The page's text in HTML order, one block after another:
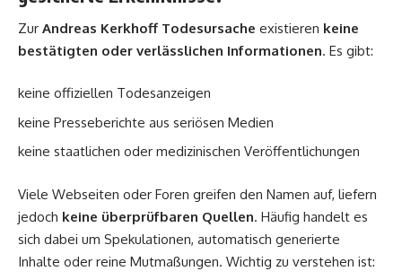
Zur Andreas Kerkhoff Todesursache existieren keine
bestätigten oder verlässlichen Informationen. Es gibt:
keine offiziellen Todesanzeigen
keine Presseberichte aus seriösen Medien
keine staatlichen oder medizinischen Veröffentlichungen
Viele Webseiten oder Foren greifen den Namen auf, liefern
jedoch keine überprüfbaren Quellen. Häufig handelt es
sich dabei um Spekulationen, automatisch generierte
Inhalte oder reine Mutmaßungen. Wichtig zu verstehen ist: